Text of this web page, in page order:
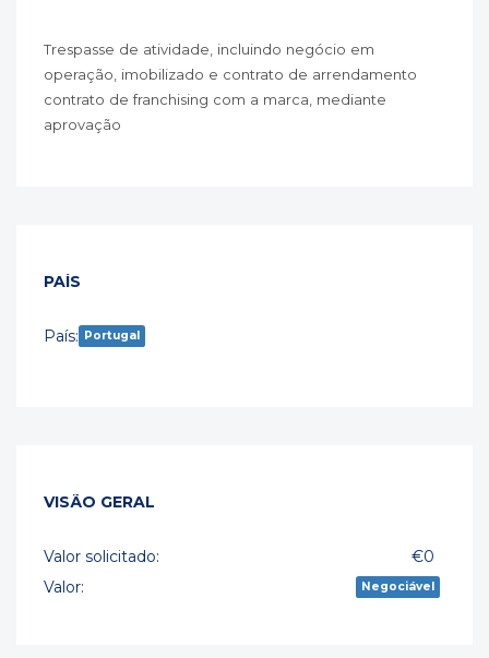
Trespasse de atividade, incluindo negócio em
operação, imobilizado e contrato de arrendamento
contrato de franchising com a marca, mediante
aprovação
PAÍS
País: Portugal
VISÃO GERAL
Valor solicitado:
€0
Valor:
Negociável